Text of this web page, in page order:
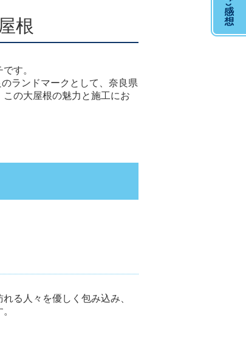
根
す。
ランドマークとして、奈良県
の大屋根の魅力と施工にお
る人々を優しく包み込み、